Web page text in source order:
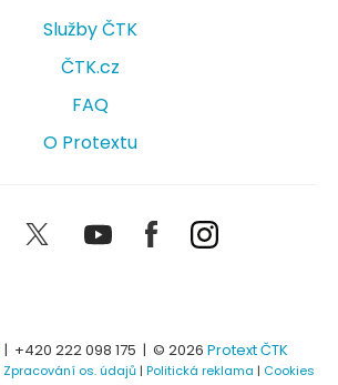
Služby ČTK
ČTK.cz
FAQ
O Protextu
LinkedIn TwitterYoutubeFacebookInstagram
| +420 222 098 175 | © 2026 Protext ČTK
Zpracování os. údajů| Politická reklama | Cookies